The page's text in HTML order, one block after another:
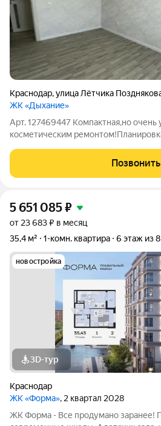
Краснодар,улица Лётчика
ЖК «Дыхание»
Арт. 127469447 Компактная,но очень
косметическим
обеспечивает надежность и
оснащен грузовым и пассажирским
Позвонить
5 651 085₽
от 23 683 ₽ в месяц
35,4 м²
1-комн. квартира 6 этаж из 8
новостройка
3D-тур
Краснодар
ЖК «Форма», 2 квартал 2028
ЖК Форма - Все продумано заранее!